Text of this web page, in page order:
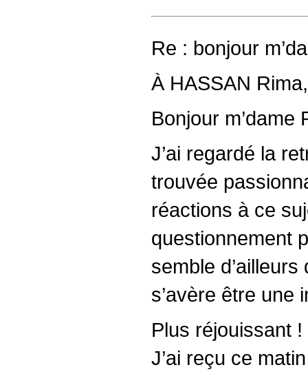
Re : bonjour
À HASSAN
Bonjour m’dame
J’ai regardé la
trouvée
réactions à ce
questionnement
semble
s’avère être une
Plus réjouissant !
J’ai reçu ce